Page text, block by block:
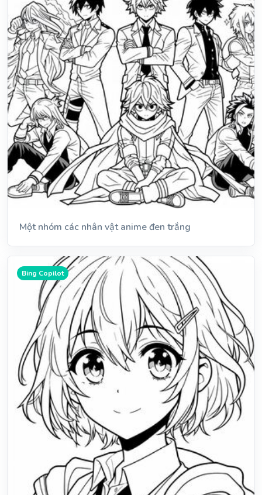
Một nhóm các nhân vật anime đen trắng
Bing Copilot